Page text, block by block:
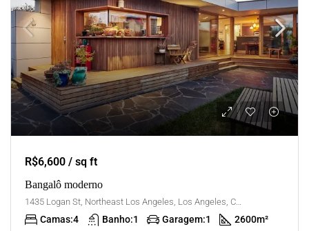
R$6,600 / sq ft
Bangalô moderno
1435 Logan St, Northeast Los Angeles, Los Angeles, California, United States
Camas:4 Banho:1 Garagem:1 2600m²